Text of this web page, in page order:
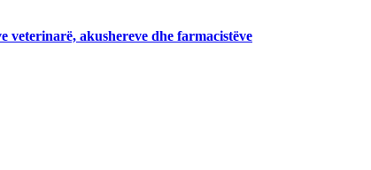
akushereve dhe farmacistëve